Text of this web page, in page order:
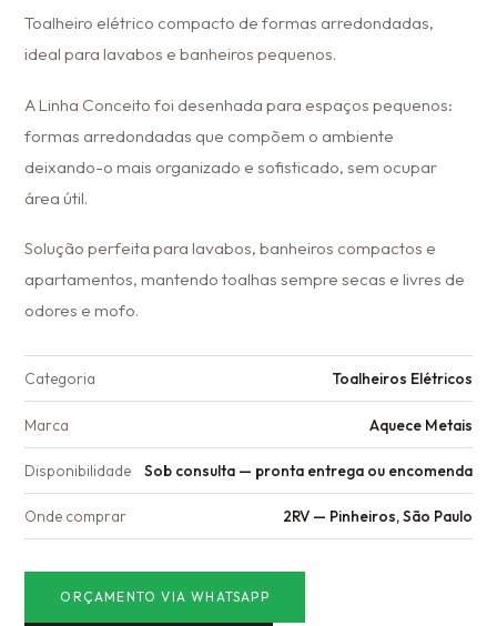
Toalheiro elétrico compacto de formas arredondadas,
ideal para lavabos e banheiros pequenos.
A Linha Conceito foi desenhada para espaços pequenos:
formas arredondadas que compõem o ambiente
deixando-o mais organizado e sofisticado, sem ocupar
área útil.
Solução perfeita para lavabos, banheiros compactos e
apartamentos, mantendo toalhas sempre secas e livres de
odores e mofo.
Categoria Toalheiros Elétricos
Marca Aquece Metais
Disponibilidade Sob consulta — pronta entrega ou encomenda
Onde comprar 2RV — Pinheiros, São Paulo
ORÇAMENTO VIA WHATSAPP